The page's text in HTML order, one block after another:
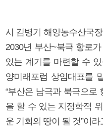
시 김병기 해양농수산국
2030년 부산~북극 항로
있는 계기를 마련할 수
양미래포럼 상임대표를
“부산은 남극과 북극으로
을 할 수 있는 지정학적
운 기회의 땅이 될 것”이라